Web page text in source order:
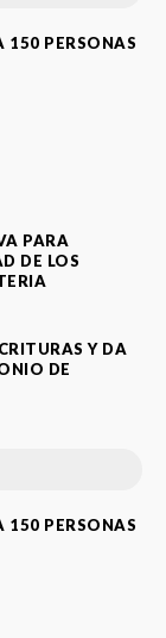
150 PERSONAS
PARA
DE LOS
Y DA
DE
150 PERSONAS